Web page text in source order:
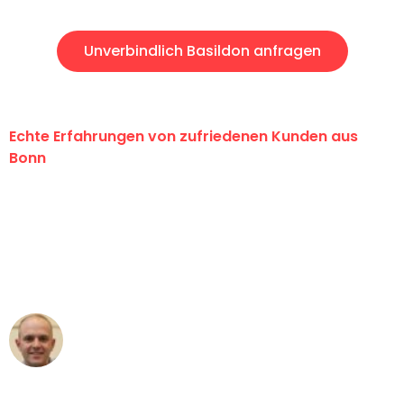
Unverbindlich Basildon anfragen
Echte Erfahrungen von zufriedenen Kunden aus
Bonn